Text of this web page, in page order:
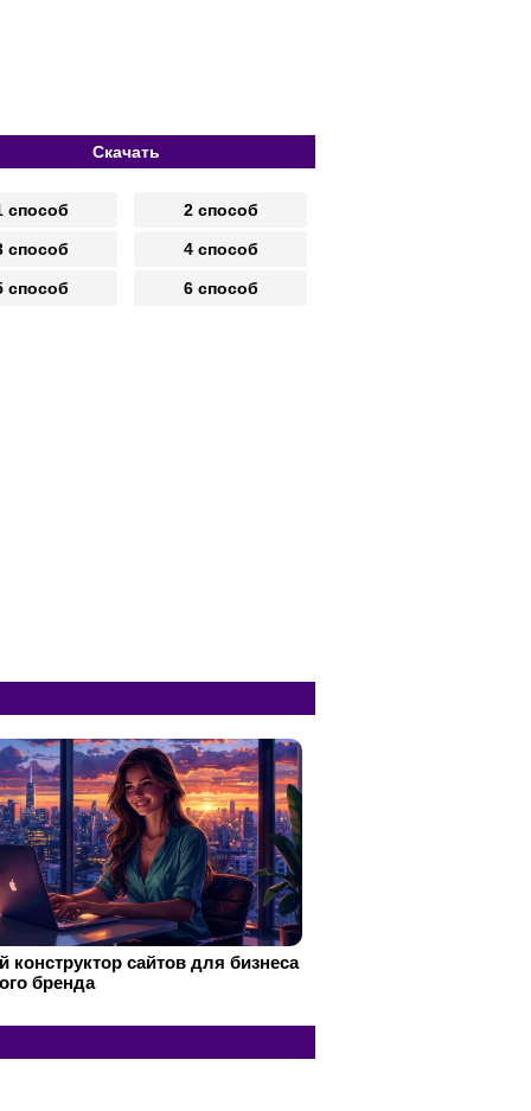
Скачать
способ 2 способ
способ 4 способ
способ 6 способ
конструктор сайтов для бизнеса
бренда